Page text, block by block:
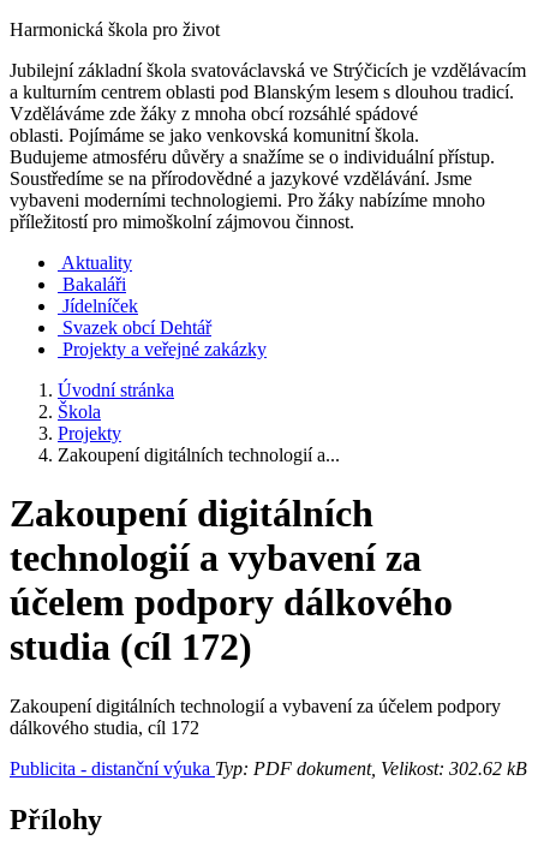
Harmonická škola pro život
Jubilejní základní škola svatováclavská ve Strýčicích je vzdělávacím
a kulturním centrem oblasti pod Blanským lesem s dlouhou tradicí.
Vzděláváme zde žáky z mnoha obcí rozsáhlé spádové
oblasti. Pojímáme se jako venkovská komunitní škola.
Budujeme atmosféru důvěry a snažíme se o individuální přístup.
Soustředíme se na přírodovědné a jazykové vzdělávání. Jsme
vybaveni moderními technologiemi. Pro žáky nabízíme mnoho
příležitostí pro mimoškolní zájmovou činnost.
Aktuality
Bakaláři
Jídelníček
Svazek obcí Dehtář
Projekty a veřejné zakázky
Úvodní stránka
Škola
Projekty
Zakoupení digitálních technologií a...
Zakoupení digitálních
technologií a vybavení za
účelem podpory dálkového
studia (cíl 172)
Zakoupení digitálních technologií a vybavení za účelem podpory
dálkového studia, cíl 172
Publicita - distanční výuka Typ: PDF dokument, Velikost: 302.62 kB
Přílohy